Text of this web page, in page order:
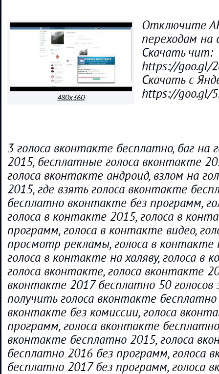
480x360
Отключите
переходам на
Скачать чит:
https://goo.gl/
Скачать с
https://goo.gl/
3 голоса вконтакте бесплатно, баг на
2015, бесплатные голоса вконтакте
голоса вконтакте андроид, взлом на
2015, где взять голоса вконтакте
бесплатно вконтакте без программ,
голоса в контакте 2015, голоса в
программ, голоса в контакте видео,
просмотр рекламы, голоса в контакте
голоса в контакте на халяву, голоса в
голоса вконтакте, голоса вконтакте
вконтакте 2017 бесплатно 50
получить голоса вконтакте бесплатно
вконтакте без комиссии, голоса
программ, голоса вконтакте
вконтакте бесплатно 2015, голоса
бесплатно 2016 без программ, голоса
бесплатно 2017 без программ, голоса